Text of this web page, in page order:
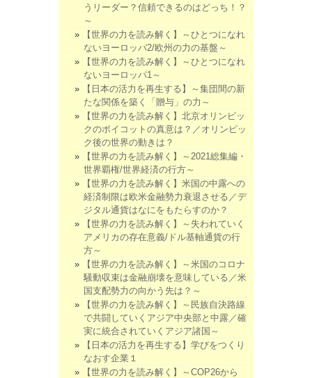
うリーダー？信頼できるのはどっち！？
～
【世界の力を読み解く】～ひとつになれ
ないヨーロッパ2/欧州の力の基盤～
【世界の力を読み解く】～ひとつになれ
ないヨーロッパ1～
【日本の活力を再生する】～集団間の新
たな関係を築く「贈与」の力～
【世界の力を読み解く】北京オリンピッ
クのボイコットの真意は？／オリンピッ
ク後の世界の動きは？
【世界の力を読み解く】～2021総集編・
世界覇権/世界経済の行方～
【世界の力を読み解く】米国の中露への
経済制限は欧米金融勢力衰退させる／デ
ジタル通貨はなにをもたらすのか？
【世界の力を読み解く】～失われていく
アメリカの存在意義/ドル基軸通貨の行
方～
【世界の力を読み解く】～米国のコロナ
騒動収束は金融崩壊を意味している／米
国支配勢力の向かう先は？～
【世界の力を読み解く】～民族自決路線
で共闘していくアジア中央部と中露／確
実に統合されていくアジア諸国～
【日本の活力を再生する】学びをつくり
なおす企業１
【世界の力を読み解く】～COP26から